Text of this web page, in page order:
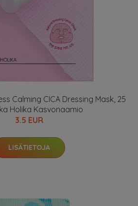
Calming CICA Dressing Mask, 25
Holika Kasvonaamio
3.5 EUR
LISÄTIETOJA